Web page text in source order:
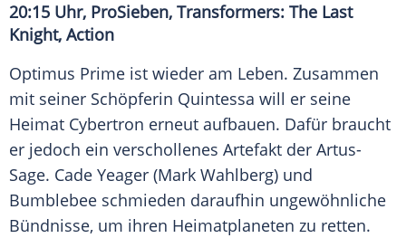
20:15 Uhr, ProSieben, Transformers: The Last
Knight, Action
Optimus Prime ist wieder am Leben. Zusammen
mit seiner Schöpferin Quintessa will er seine
Heimat Cybertron erneut aufbauen. Dafür braucht
er jedoch ein verschollenes Artefakt der Artus-
Sage. Cade Yeager (Mark Wahlberg) und
Bumblebee schmieden daraufhin ungewöhnliche
Bündnisse, um ihren Heimatplaneten zu retten.